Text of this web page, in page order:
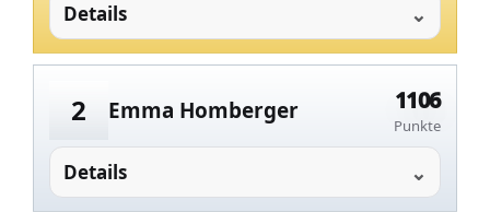
Details
2 Emma Homberger 1106
Punkte
Details